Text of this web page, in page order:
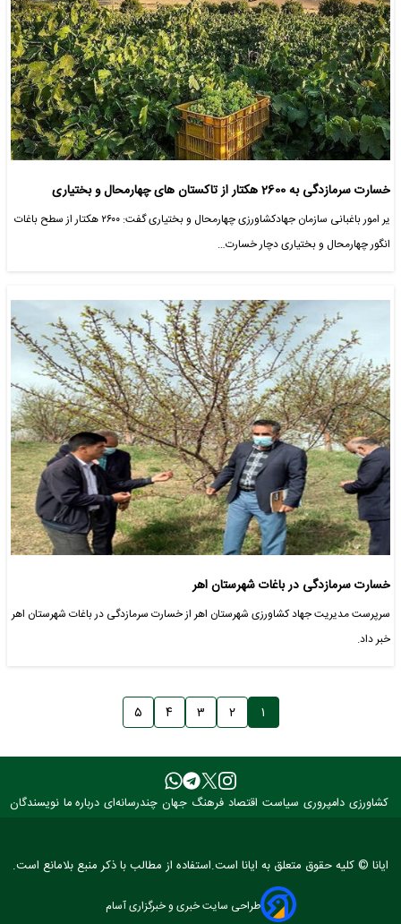
خسارت سرمازدگی به 2600 هکتار از تاکستان های چهارمحال و بختیاری
یر امور باغبانی سازمان جهادکشاورزی چهارمحال و بختیاری گفت: ۲۶۰۰ هکتار از سطح باغات
انگور چهارمحال و بختیاری دچار خسارت…
خسارت سرمازدگی در باغات شهرستان اهر
سرپرست مدیریت جهاد کشاورزی شهرستان اهر از خسارت سرمازدگی در باغات شهرستان اهر
خبر داد.
۱ ۲ ۳ ۴ ۵
کشاورزی دامپروری سیاست اقتصاد فرهنگ جهان چندرسانه‌ای درباره ما نویسندگان
ایانا © کلیه حقوق متعلق به ایانا است.استفاده از مطالب با ذکر منبع بلامانع است.
طراحی سایت خبری و خبرگزاری آسام